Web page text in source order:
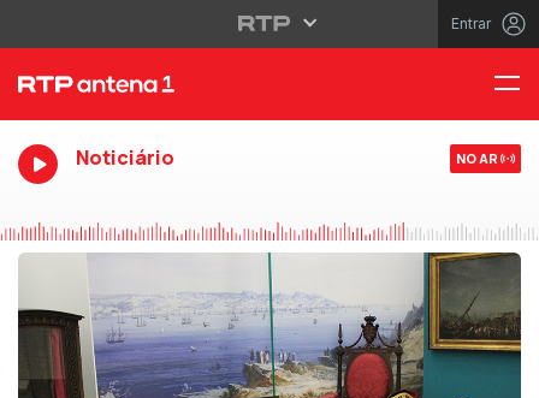
Entrar
Noticiário NO AR